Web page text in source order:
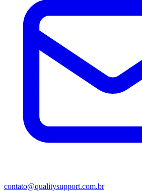
contato@qualitysupport.com.br